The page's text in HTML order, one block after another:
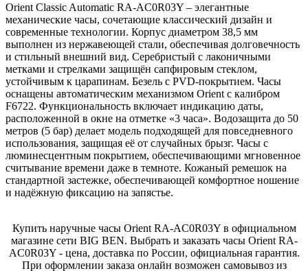
Orient Classic Automatic RA-AC0R03Y – элегантные
механические часы, сочетающие классический дизайн и
современные технологии. Корпус диаметром 38,5 мм
выполнен из нержавеющей стали, обеспечивая долговечность
и стильный внешний вид. Серебристый с лаконичными
метками и стрелками защищён сапфировым стеклом,
устойчивым к царапинам. Безель с PVD-покрытием. Часы
оснащены автоматическим механизмом Orient с калибром
F6722. Функциональность включает индикацию даты,
расположенной в окне на отметке «3 часа». Водозащита до 50
метров (5 бар) делает модель подходящей для повседневного
использования, защищая её от случайных брызг. Часы с
люминесцентным покрытием, обеспечивающими мгновенное
считывание времени даже в темноте. Кожаный ремешок на
стандартной застежке, обеспечивающей комфортное ношение
и надёжную фиксацию на запястье.
Купить наручные часы Orient RA-AC0R03Y в официальном
магазине сети BIG BEN. Выбрать и заказать часы Orient RA-
AC0R03Y - цена, доставка по России, официальная гарантия.
При оформлении заказа онлайн возможен самовывоз из